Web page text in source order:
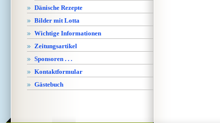
Dänische Rezepte
Bilder mit Lotta
Wichtige Informationen
Zeitungsartikel
Sponsoren . . .
Kontaktformular
Gästebuch